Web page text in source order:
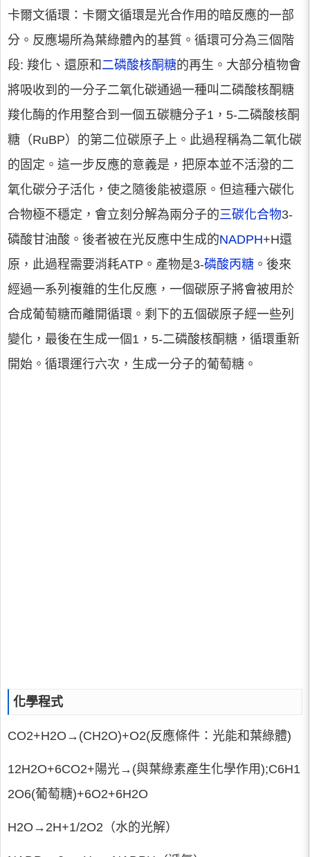
卡爾文循環：卡爾文循環是光合作用的暗反應的一部
分。反應場所為葉綠體內的基質。循環可分為三個階
段: 羧化、還原和 二磷酸核酮糖的再生。大部分植物會
將吸收到的一分子二氧化碳通過一種叫二磷酸核酮糖
羧化酶的作用整合到一個五碳糖分子1，5-二磷酸核酮
糖（RuBP）的第二位碳原子上。此過程稱為二氧化碳
的固定。這一步反應的意義是，把原本並不活潑的二
氧化碳分子活化，使之隨後能被還原。但這種六碳化
合物極不穩定，會立刻分解為兩分子的三碳化合物3-
磷酸甘油酸。後者被在光反應中生成的NADPH+H還
原，此過程需要消耗ATP。產物是3-磷酸丙糖 。後來
經過一系列複雜的生化反應，一個碳原子將會被用於
合成葡萄糖而離開循環。剩下的五個碳原子經一些列
變化，最後在生成一個1，5-二磷酸核酮糖，循環重新
開始。循環運行六次，生成一分子的葡萄糖。
化學程式
CO2+H2O→(CH2O)+O2(反應條件：光能和葉綠體)
12H2O+6CO2+陽光→(與葉綠素產生化學作用);C6H1
2O6(葡萄糖)+6O2+6H2O
H2O→2H+1/2O2（水的光解）